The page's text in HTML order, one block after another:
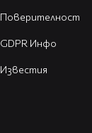
Поверителност
GDPR Инфо
Известия